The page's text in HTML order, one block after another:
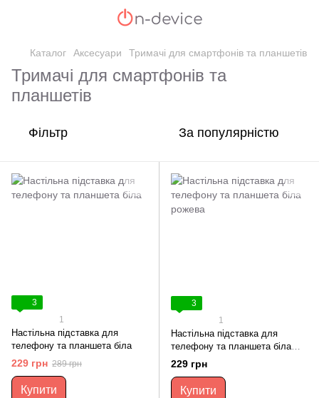
Каталог Аксесуари Тримачі для смартфонів та планшетів
Тримачі для смартфонів та
планшетів
Фільтр За популярністю
3
1
Настільна підставка для
телефону та планшета біла
229 грн 289 грн
Купити
3
1
Настільна підставка для
телефону та планшета біла
рожева
229 грн
Купити